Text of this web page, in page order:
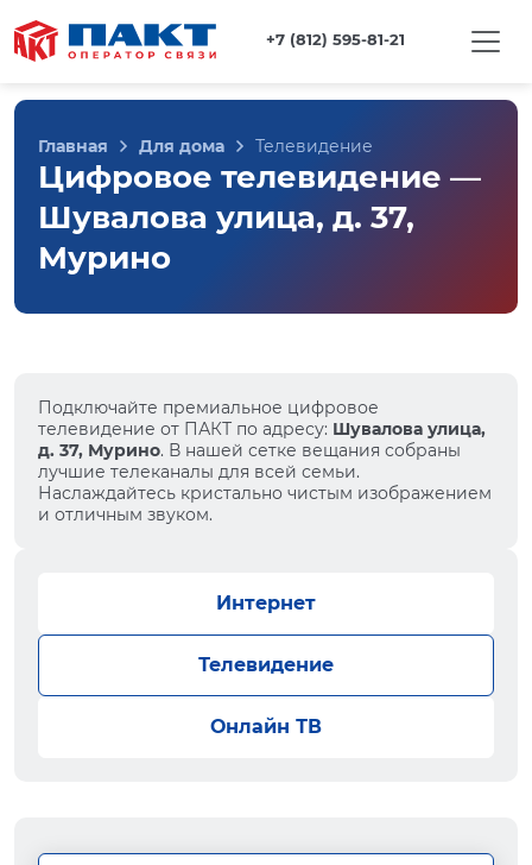
+7 (812) 595-81-21
Главная Для дома Телевидение
Цифровое телевидение —
Шувалова улица, д. 37,
Мурино
Подключайте премиальное цифровое
телевидение от ПАКТ по адресу: Шувалова улица,
д. 37, Мурино. В нашей сетке вещания собраны
лучшие телеканалы для всей семьи.
Наслаждайтесь кристально чистым изображением
и отличным звуком.
Интернет
Телевидение
Онлайн ТВ